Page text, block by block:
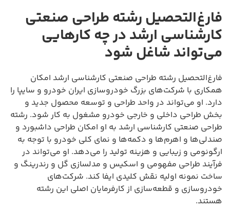
فارغ‌التحصیل رشته طراحی صنعتی
کارشناسی ارشد در چه کارهایی
می‌تواند شاغل شود
فارغ‌التحصیل رشته طراحی صنعتی کارشناسی ارشد امکان
همکاری با شرکت‌های بزرگ خودروسازی ایران خودرو و سایپا را
دارد. او می‌تواند در واحد طراحی و توسعه محصول جدید و
بخش طراحی داخلی و خارجی خودرو مشغول به کار شود. رشته
طراحی صنعتی کارشناسی ارشد به او امکان طراحی داشبورد و
صندلی‌ها و اهرم‌ها و دکمه‌ها و نمای کلی خودرو با توجه به
ارگونومی و زیبایی و هزینه تولید را می‌دهد. او می‌تواند در
فرآیند طراحی مفهومی و اسکیس و مدلسازی گل و رندرینگ و
ساخت نمونه اولیه نقش کلیدی ایفا کند. شرکت‌های
خودروسازی و قطعه‌سازی از کارفرمایان اصلی این رشته
هستند.